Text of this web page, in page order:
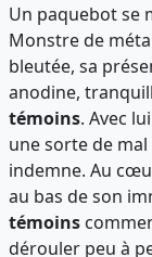
Un paquebot se
Monstre de
bleutée, sa
anodine,
témoins. Avec
une sorte de
indemne. Au
au bas de son
témoins
dérouler peu à